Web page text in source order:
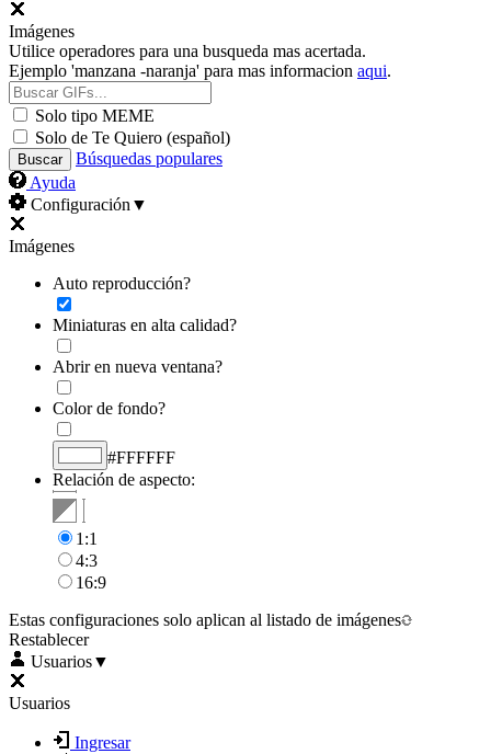
Imágenes
Utilice operadores para una busqueda mas acertada.
Ejemplo 'manzana -naranja' para mas informacion aqui.
Solo tipo MEME
Solo de Te Quiero (español)
Búsquedas populares
Ayuda
Configuración ▼
Imágenes
Auto reproducción?
Miniaturas en alta calidad?
Abrir en nueva ventana?
Color de fondo?
#FFFFFF
Relación de aspecto:
1:1
4:3
16:9
Estas configuraciones solo aplican al listado de imágenes
Restablecer
Usuarios▼
Usuarios
Ingresar